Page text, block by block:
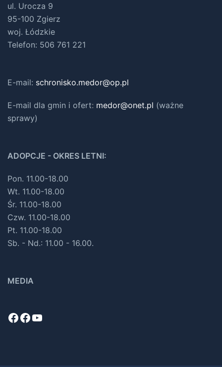
ul. Urocza 9
95-100 Zgierz
woj. Łódzkie
Telefon: 506 761 221
E-mail: schronisko.medor@op.pl
E-mail dla gmin i ofert: medor@onet.pl (ważne
sprawy)
ADOPCJE - OKRES LETNI:
Pon. 11.00-18.00
Wt. 11.00-18.00
Śr. 11.00-18.00
Czw. 11.00-18.00
Pt. 11.00-18.00
Sb. - Nd.: 11.00 - 16.00.
MEDIA
Facebook
Facebook
YouTube